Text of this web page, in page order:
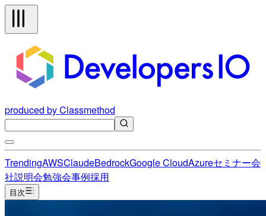
produced by Classmethod
TrendingAWSClaudeBedrockGoogle CloudAzureセミナー会
社説明会勉強会事例採用
目次